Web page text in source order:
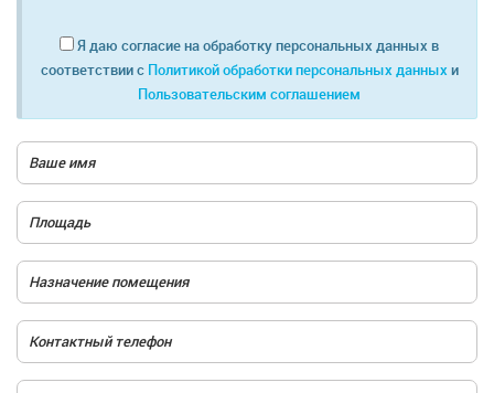
Я даю согласие на обработку персональных данных в
соответствии с Политикой обработки персональных данных и
Пользовательским соглашением